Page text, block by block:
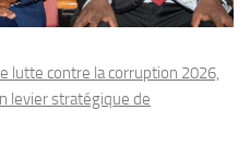
lutte contre la corruption 2026,
levier stratégique de